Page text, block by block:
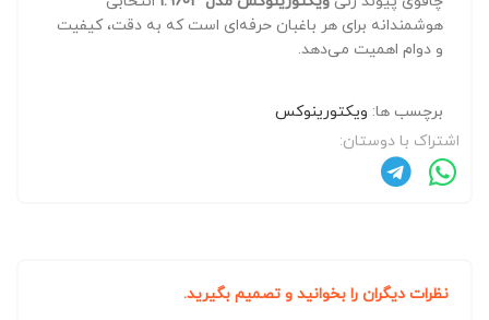
هوشمندانه برای هر باغبان حرفه‌ای است که به دقت، کیفیت
و دوام اهمیت می‌دهد.
برچسب ها: ویکتورینوکس
اشتراک با دوستان:
نظرات دیگران را بخوانید و تصمیم بگیرید.